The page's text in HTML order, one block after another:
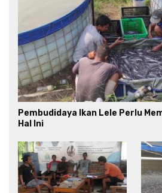
Pembudidaya Ikan Lele Perlu
Hal Ini